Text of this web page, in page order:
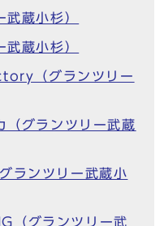
蔵小杉）
蔵小杉）
（グランツリー
（グランツリー武蔵
ランツリー武蔵小
（グランツリー武